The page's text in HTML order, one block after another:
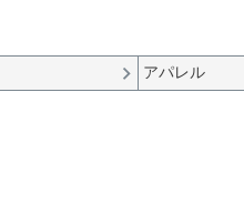
アパレル